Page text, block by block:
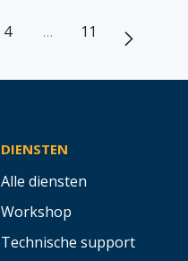
4 … 11
DIENSTEN
Alle diensten
Workshop
Technische support